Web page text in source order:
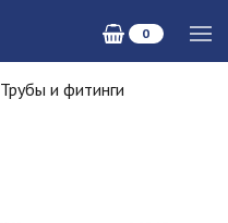
0
Трубы и фитинги